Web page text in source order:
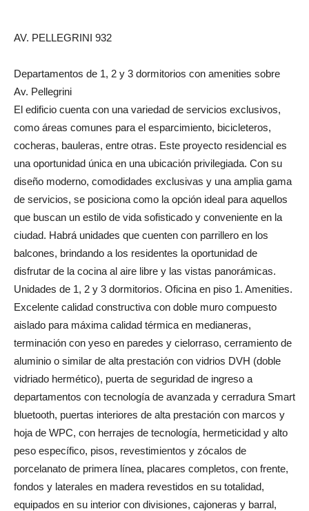
AV. PELLEGRINI 932
Departamentos de 1, 2 y 3 dormitorios con amenities sobre
Av. Pellegrini
El edificio cuenta con una variedad de servicios exclusivos,
como áreas comunes para el esparcimiento, bicicleteros,
cocheras, bauleras, entre otras. Este proyecto residencial es
una oportunidad única en una ubicación privilegiada. Con su
diseño moderno, comodidades exclusivas y una amplia gama
de servicios, se posiciona como la opción ideal para aquellos
que buscan un estilo de vida sofisticado y conveniente en la
ciudad. Habrá unidades que cuenten con parrillero en los
balcones, brindando a los residentes la oportunidad de
disfrutar de la cocina al aire libre y las vistas panorámicas.
Unidades de 1, 2 y 3 dormitorios. Oficina en piso 1. Amenities.
Excelente calidad constructiva con doble muro compuesto
aislado para máxima calidad térmica en medianeras,
terminación con yeso en paredes y cielorraso, cerramiento de
aluminio o similar de alta prestación con vidrios DVH (doble
vidriado hermético), puerta de seguridad de ingreso a
departamentos con tecnología de avanzada y cerradura Smart
bluetooth, puertas interiores de alta prestación con marcos y
hoja de WPC, con herrajes de tecnología, hermeticidad y alto
peso específico, pisos, revestimientos y zócalos de
porcelanato de primera línea, placares completos, con frente,
fondos y laterales en madera revestidos en su totalidad,
equipados en su interior con divisiones, cajoneras y barral,